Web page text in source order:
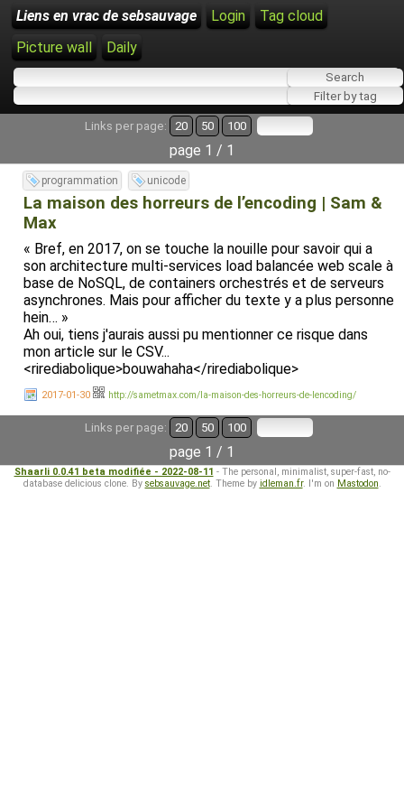
Liens en vrac de sebsauvage Login
Tag cloud
Picture wall
Daily
Links per page: 20 50 100
page 1 / 1
programmation unicode
La maison des horreurs de l’encoding | Sam &
Max
« Bref, en 2017, on se touche la nouille pour savoir qui a
son architecture multi-services load balancée web scale à
base de NoSQL, de containers orchestrés et de serveurs
asynchrones. Mais pour afficher du texte y a plus personne
hein… »
Ah oui, tiens j'aurais aussi pu mentionner ce risque dans
mon article sur le CSV...
<rirediabolique>bouwahaha</rirediabolique>
2017-01-30 http://sametmax.com/la-maison-des-horreurs-de-lencoding/
Links per page: 20 50 100
page 1 / 1
Shaarli 0.0.41 beta modifiée - 2022-08-11 - The personal, minimalist, super-fast, no-
database delicious clone. By sebsauvage.net. Theme by idleman.fr. I'm on Mastodon.